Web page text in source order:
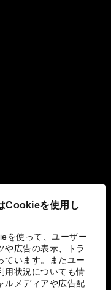
Cookieを使用し
を使って、ユーザー
や広告の表示、トラ
ています。またユー
用状況についても情
ルメディアや広告配